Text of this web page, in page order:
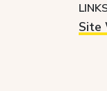
Site